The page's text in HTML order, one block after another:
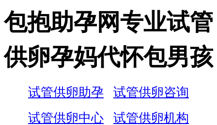
包抱助孕网专业试管
供卵孕妈代怀包男孩
试管供卵助孕
试管供卵咨询
试管供卵中心
试管供卵机构